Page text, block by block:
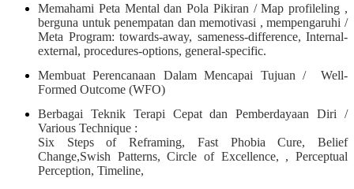
Memahami Peta Mental dan Pola Pikiran / Map profileling ,
berguna untuk penempatan dan memotivasi , mempengaruhi /
Meta Program: towards-away, sameness-difference, Internal-
external, procedures-options, general-specific.
Membuat Perencanaan Dalam Mencapai Tujuan / Well-
Formed Outcome (WFO)
Berbagai Teknik Terapi Cepat dan Pemberdayaan Diri /
Various Technique :
Six Steps of Reframing, Fast Phobia Cure, Belief
Change,Swish Patterns, Circle of Excellence, , Perceptual
Perception, Timeline,